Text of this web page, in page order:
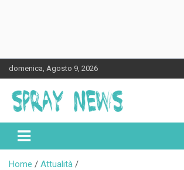
Skip
to
content
domenica, Agosto 9, 2026
Spraynews.it
Home
Attualità